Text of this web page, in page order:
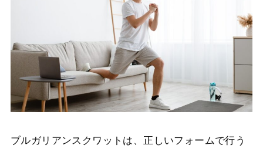
ブルガリアンスクワットは、正しいフォームで行う